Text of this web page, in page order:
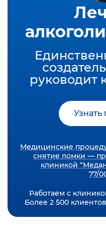
руководит
Медицинские
снятие ломки —
клиникой
77/
Работаем с
Более 2 500